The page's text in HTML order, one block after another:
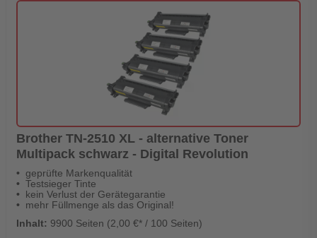
Brother TN-2510 XL - alternative Toner
Multipack schwarz - Digital Revolution
geprüfte Markenqualität
Testsieger Tinte
kein Verlust der Gerätegarantie
mehr Füllmenge als das Original!
Inhalt: 9900 Seiten (2,00 €* / 100 Seiten)